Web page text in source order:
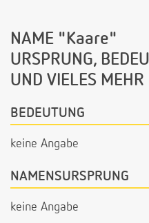
NAME "Kaare"
URSPRUNG,
UND VIELES MEHR
BEDEUTUNG
keine Angabe
NAMENSURSPRUNG
keine Angabe